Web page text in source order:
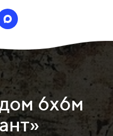
6х6м